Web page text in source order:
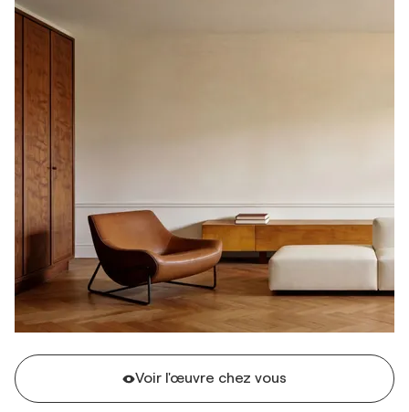
Voir l'œuvre chez vous